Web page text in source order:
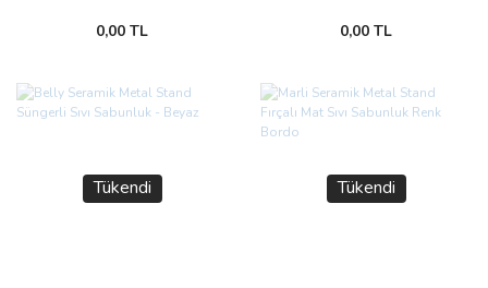
0,00 TL 0,00 TL
Tükendi Tükendi